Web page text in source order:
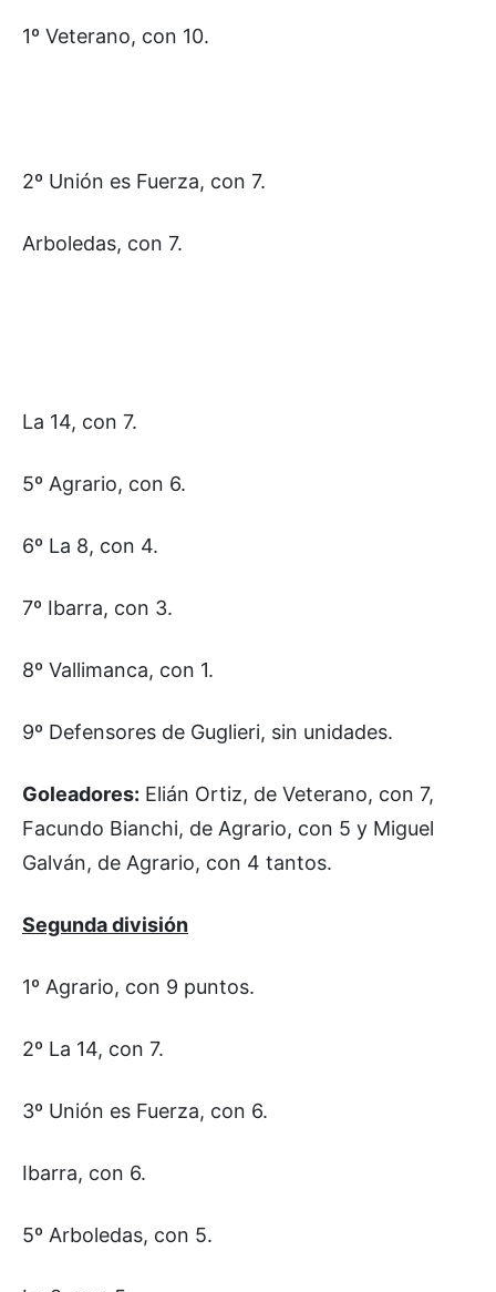
1º Veterano, con 10.
2º Unión es Fuerza, con 7.
Arboledas, con 7.
La 14, con 7.
5º Agrario, con 6.
6º La 8, con 4.
7º Ibarra, con 3.
8º Vallimanca, con 1.
9º Defensores de Guglieri, sin unidades.
Goleadores: Elián Ortiz, de Veterano, con 7,
Facundo Bianchi, de Agrario, con 5 y Miguel
Galván, de Agrario, con 4 tantos.
Segunda división
1º Agrario, con 9 puntos.
2º La 14, con 7.
3º Unión es Fuerza, con 6.
Ibarra, con 6.
5º Arboledas, con 5.